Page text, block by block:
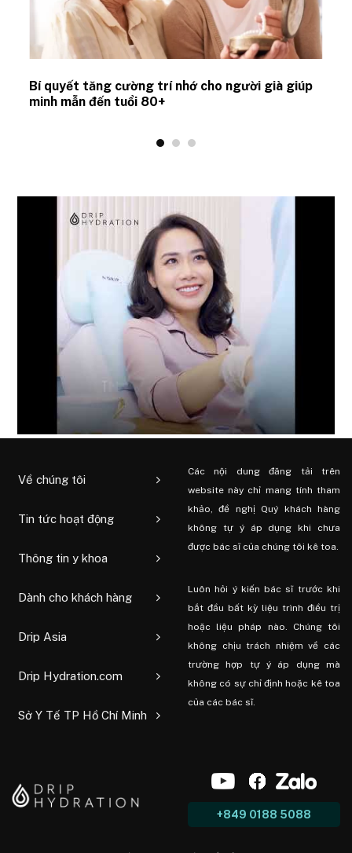
Bí quyết tăng cường trí nhớ cho người già giúp
minh mẫn đến tuổi 80+
Về chúng tôi
Tin tức hoạt động
Thông tin y khoa
Dành cho khách hàng
Drip Asia
Drip Hydration.com
Sở Y Tế TP Hồ Chí Minh
Các nội dung đăng tải trên
website này chỉ mang tính tham
khảo, đề nghị Quý khách hàng
không tự ý áp dụng khi chưa
được bác sĩ của chúng tôi kê toa.
Luôn hỏi ý kiến ​​bác sĩ trước khi
bắt đầu bất kỳ liệu trình điều trị
hoặc liệu pháp nào. Chúng tôi
không chịu trách nhiệm về các
trường hợp tự ý áp dụng mà
không có sự chỉ định hoặc kê toa
của các bác sĩ.
+849 0188 5088